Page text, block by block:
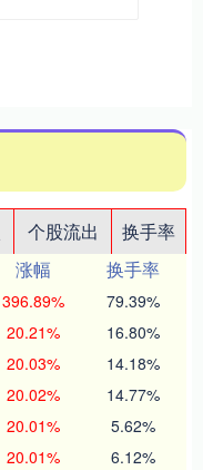
个股流出
换手率
涨幅
换手率
396.89% 79.39%
20.21% 16.80%
20.03% 14.18%
20.02% 14.77%
20.01% 5.62%
20.01% 6.12%